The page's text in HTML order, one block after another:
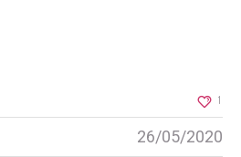
1
26/05/2020